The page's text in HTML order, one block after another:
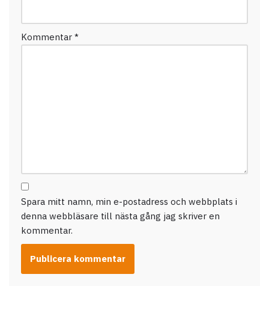
Kommentar *
Spara mitt namn, min e-postadress och webbplats i
denna webbläsare till nästa gång jag skriver en
kommentar.